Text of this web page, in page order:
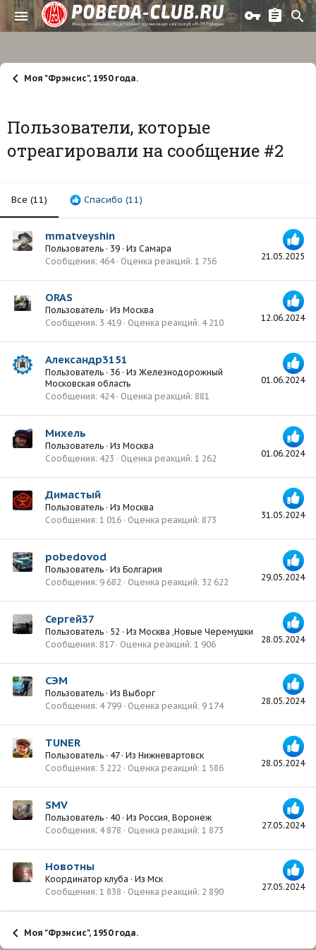
Моя "Фрэнсис", 1950 года.
Пользователи, которые
отреагировали на сообщение #2
Все (11) Спасибо (11)
21.05.2025
mmatveyshin
Пользователь · 39 · Из Самара
Сообщения 464 Оценка реакций 1 756
12.06.2024
ORAS
Пользователь · Из Москва
Сообщения 3 419 Оценка реакций 4 210
01.06.2024
Александр3151
Пользователь · 36 · Из Железнодорожный
Московская область
Сообщения 424 Оценка реакций 881
01.06.2024
Михель
Пользователь · Из Москва
Сообщения 423 Оценка реакций 1 262
31.05.2024
Димастый
Пользователь · Из Москва
Сообщения 1 016 Оценка реакций 873
29.05.2024
pobedovod
Пользователь · Из Болгария
Сообщения 9 682 Оценка реакций 32 622
28.05.2024
Сергей37
Пользователь · 52 · Из Москва ,Новые Черемушки
Сообщения 817 Оценка реакций 1 906
28.05.2024
СЭМ
Пользователь · Из Выборг
Сообщения 4 799 Оценка реакций 9 174
28.05.2024
TUNER
Пользователь · 47 · Из Нижневартовск
Сообщения 3 222 Оценка реакций 1 586
27.05.2024
SMV
Пользователь · 40 · Из Россия, Воронеж
Сообщения 4 878 Оценка реакций 1 873
27.05.2024
Новотны
Координатор клуба · Из Мск
Сообщения 1 838 Оценка реакций 2 890
Моя "Фрэнсис", 1950 года.